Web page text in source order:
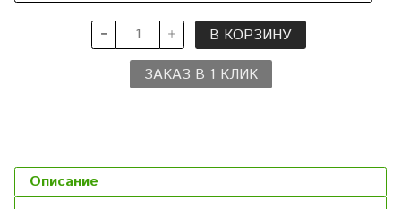
В КОРЗИНУ
ЗАКАЗ В 1 КЛИК
Описание